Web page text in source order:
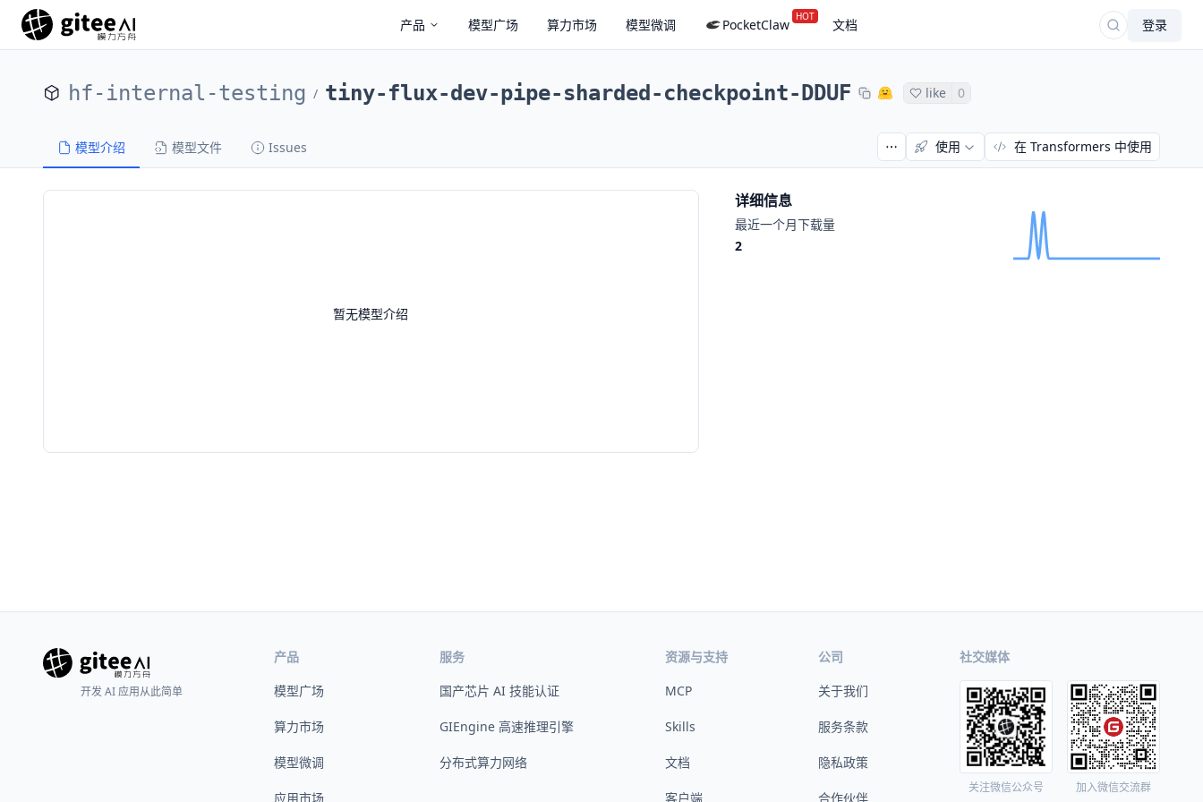
产品 模型广场 算力市场 模型微调 PocketClaw HOT 文档 登录
hf-internal-testing / tiny-flux-dev-pipe-sharded-checkpoint-DDUF like 0
模型介绍 模型文件 Issues 使用 在 Transformers 中使用
暂无模型介绍
详细信息
最近一个月下载量
2
开发 AI 应用从此简单
产品
模型广场
算力市场
模型微调
应用市场
服务
国产芯片 AI 技能认证
GIEngine 高速推理引擎
分布式算力网络
资源与支持
MCP
Skills
文档
客户端
公司
关于我们
服务条款
隐私政策
合作伙伴
社交媒体
关注微信公众号 加入微信交流群